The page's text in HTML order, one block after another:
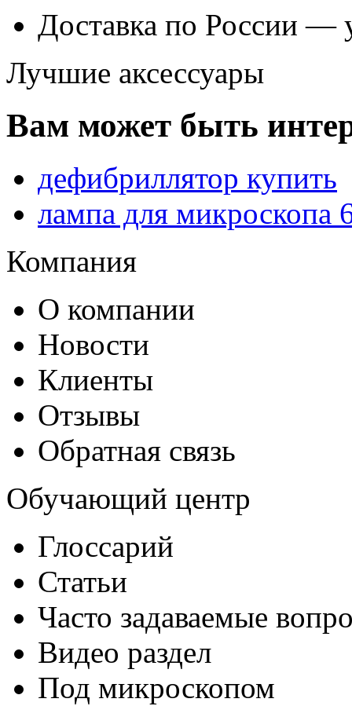
Доставка по России —
Лучшие аксессуары
Вам может быть
дефибриллятор купить
лампа для микроскопа
Компания
О компании
Новости
Клиенты
Отзывы
Обратная связь
Обучающий центр
Глоссарий
Статьи
Часто задаваемые
Видео раздел
Под микроскопом